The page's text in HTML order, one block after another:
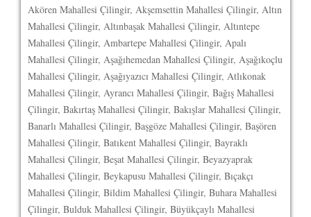
Akören Mahallesi Çilingir, Akşemsettin Mahallesi Çilingir, Altın
Mahallesi Çilingir, Altınbaşak Mahallesi Çilingir, Altıntepe
Mahallesi Çilingir, Ambartepe Mahallesi Çilingir, Apalı
Mahallesi Çilingir, Aşağıhemedan Mahallesi Çilingir, Aşağıkoçlu
Mahallesi Çilingir, Aşağıyazıcı Mahallesi Çilingir, Atlıkonak
Mahallesi Çilingir, Ayrancı Mahallesi Çilingir, Bağış Mahallesi
Çilingir, Bakırtaş Mahallesi Çilingir, Bakışlar Mahallesi Çilingir,
Banarlı Mahallesi Çilingir, Başgöze Mahallesi Çilingir, Başören
Mahallesi Çilingir, Batıkent Mahallesi Çilingir, Bayraklı
Mahallesi Çilingir, Beşat Mahallesi Çilingir, Beyazyaprak
Mahallesi Çilingir, Beykapusu Mahallesi Çilingir, Bıçakçı
Mahallesi Çilingir, Bildim Mahallesi Çilingir, Buhara Mahallesi
Çilingir, Bulduk Mahallesi Çilingir, Büyükçaylı Mahallesi